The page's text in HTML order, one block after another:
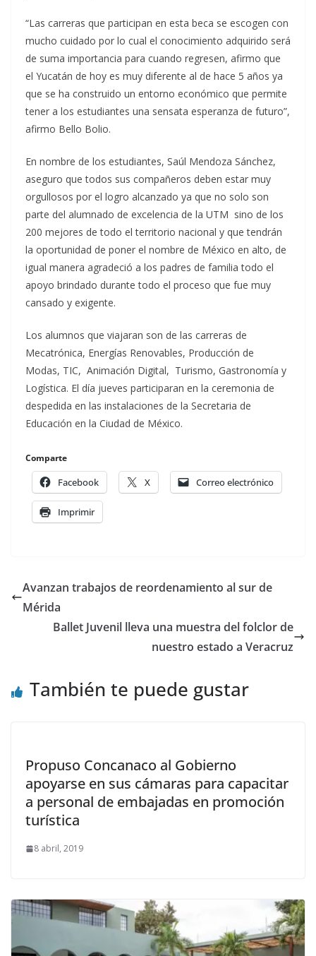
“Las carreras que participan en esta beca se escogen con
mucho cuidado por lo cual el conocimiento adquirido será
de suma importancia para cuando regresen, afirmo que
el Yucatán de hoy es muy diferente al de hace 5 años ya
que se ha construido un entorno económico que permite
tener a los estudiantes una sensata esperanza de futuro”,
afirmo Bello Bolio.
En nombre de los estudiantes, Saúl Mendoza Sánchez,
aseguro que todos sus compañeros deben estar muy
orgullosos por el logro alcanzado ya que no solo son
parte del alumnado de excelencia de la UTM sino de los
200 mejores de todo el territorio nacional y que tendrán
la oportunidad de poner el nombre de México en alto, de
igual manera agradeció a los padres de familia todo el
apoyo brindado durante todo el proceso que fue muy
cansado y exigente.
Los alumnos que viajaran son de las carreras de
Mecatrónica, Energías Renovables, Producción de
Modas, TIC, Animación Digital, Turismo, Gastronomía y
Logística. El día jueves participaran en la ceremonia de
despedida en las instalaciones de la Secretaria de
Educación en la Ciudad de México.
Comparte
Facebook X Correo electrónico
Imprimir
Avanzan trabajos de reordenamiento al sur de
Mérida
Ballet Juvenil lleva una muestra del folclor de
nuestro estado a Veracruz
También te puede gustar
Propuso Concanaco al Gobierno
apoyarse en sus cámaras para capacitar
a personal de embajadas en promoción
turística
8 abril, 2019